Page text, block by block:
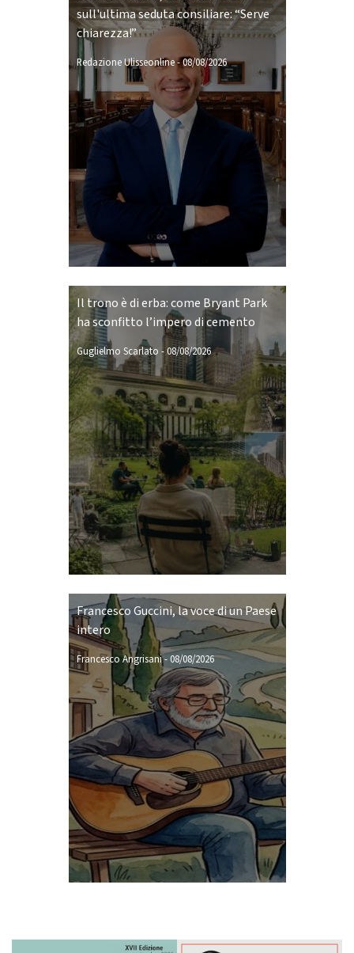
sull'ultima seduta consiliare: “Serve
chiarezza!”
Redazione Ulisseonline-08/08/2026
Il trono è di erba: come Bryant Park
ha sconfitto l’impero di cemento
Guglielmo Scarlato -08/08/2026
Francesco Guccini, la voce di un Paese
intero
Francesco Angrisani-08/08/2026